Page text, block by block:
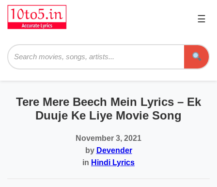
☰
Tere Mere Beech Mein Lyrics – Ek
Duuje Ke Liye Movie Song
November 3, 2021
by Devender
in Hindi Lyrics